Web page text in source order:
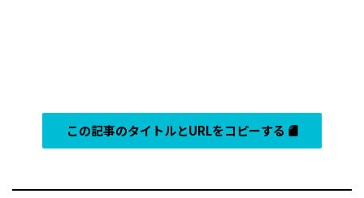
この記事のタイトルとURLをコピーする